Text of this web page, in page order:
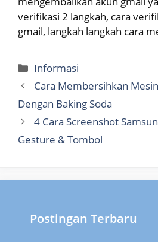
verifikasi 2 langkah, cara
gmail, langkah langkah cara
Categories
Informasi
Cara Membersihkan
Dengan Baking Soda
4 Cara Screenshot
Gesture & Tombol
Postingan Terbaru